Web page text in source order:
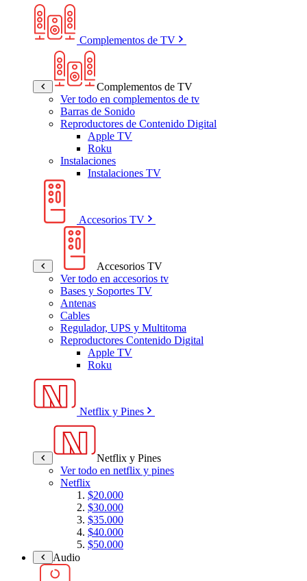
Complementos de TV
Complementos de TV
Ver todo en complementos de tv
Barras de Sonido
Reproductores de Contenido Digital
Apple TV
Roku
Instalaciones
Instalaciones TV
Accesorios TV
Accesorios TV
Ver todo en accesorios tv
Bases y Soportes TV
Antenas
Cables
Regulador, UPS y Multitoma
Reproductores Contenido Digital
Apple TV
Roku
Netflix y Pines
Netflix y Pines
Ver todo en netflix y pines
Netflix
$20.000
$30.000
$35.000
$40.000
$50.000
Audio